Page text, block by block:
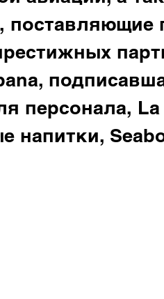
поставляющие
,
персонала,
напитки,